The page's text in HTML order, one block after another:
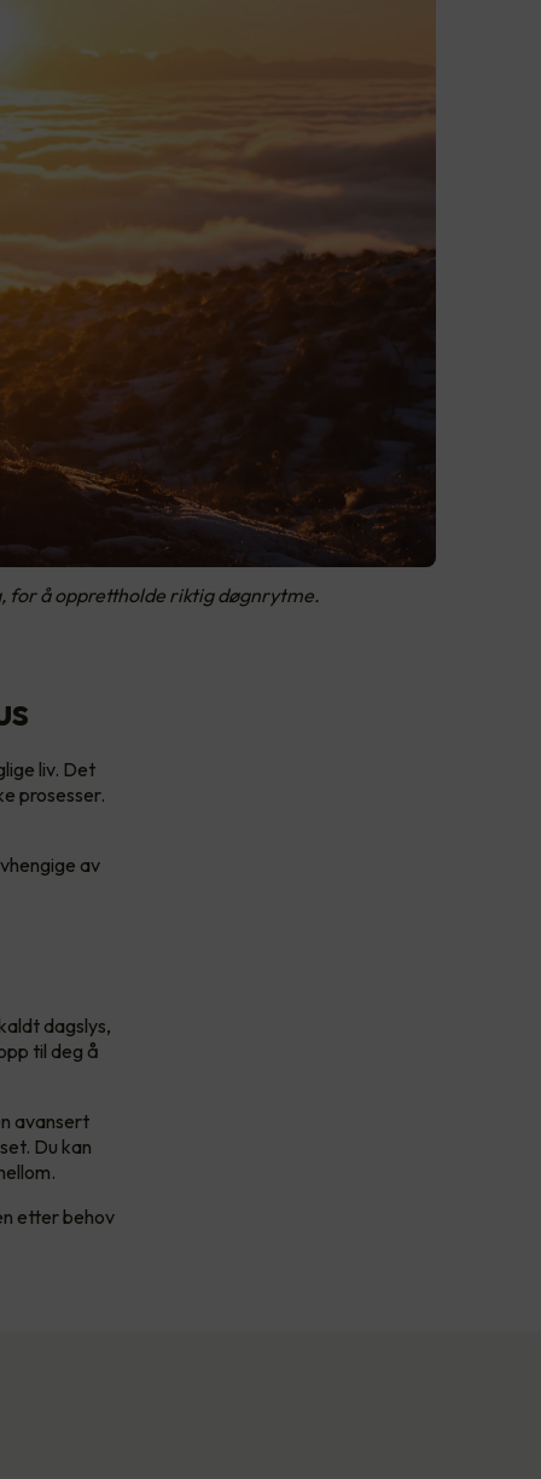
for å opprettholde riktig døgnrytme.
liv. Det
prosesser.
av
dagslys,
til deg å
avansert
Du kan
etter behov